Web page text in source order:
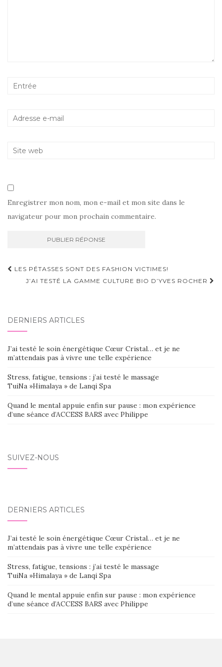
Enregistrer mon nom, mon e-mail et mon site dans le
navigateur pour mon prochain commentaire.
Navigation
d'article
LES PÉTASSES SONT DES FASHION VICTIMES!
J’AI TESTÉ LA GAMME CULTURE BIO D’YVES ROCHER
DERNIERS ARTICLES
J’ai testé le soin énergétique Cœur Cristal… et je ne
m’attendais pas à vivre une telle expérience
Stress, fatigue, tensions : j’ai testé le massage
TuiNa »Himalaya » de Lanqi Spa
Quand le mental appuie enfin sur pause : mon expérience
d’une séance d’ACCESS BARS avec Philippe
SUIVEZ-NOUS
DERNIERS ARTICLES
J’ai testé le soin énergétique Cœur Cristal… et je ne
m’attendais pas à vivre une telle expérience
Stress, fatigue, tensions : j’ai testé le massage
TuiNa »Himalaya » de Lanqi Spa
Quand le mental appuie enfin sur pause : mon expérience
d’une séance d’ACCESS BARS avec Philippe